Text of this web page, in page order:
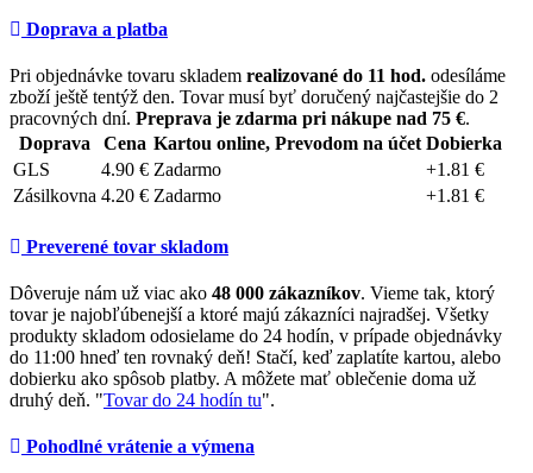
Doprava a platba
Pri objednávke tovaru skladem realizované do 11 hod. odesíláme
zboží ještě tentýž den. Tovar musí byť doručený najčastejšie do 2
pracovných dní. Preprava je zdarma pri nákupe nad 75 €.
Doprava
Cena Kartou online, Prevodom na účet Dobierka
GLS
4.90 € Zadarmo
+1.81 €
Zásilkovna 4.20 € Zadarmo +1.81 €
Preverené tovar skladom
Dôveruje nám už viac ako 48 000 zákazníkov. Vieme tak, ktorý
tovar je najobľúbenejší a ktoré majú zákazníci najradšej. Všetky
produkty skladom odosielame do 24 hodín, v prípade objednávky
do 11:00 hneď ten rovnaký deň! Stačí, keď zaplatíte kartou, alebo
dobierku ako spôsob platby. A môžete mať oblečenie doma už
druhý deň. "Tovar do 24 hodín tu".
Pohodlné vrátenie a výmena